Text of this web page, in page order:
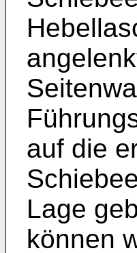
auf die
Lage
können